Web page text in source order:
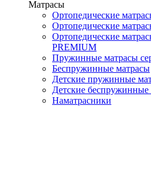
Матрасы
Ортопедические
Ортопедические
Ортопедические
PREMIUM
Пружинные матрасы
Беспружинные матрасы
Детские пружинные
Детские беспружинные
Наматрасники